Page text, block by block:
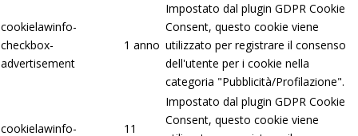
cookielawinfo-
checkbox-
advertisement
1 anno
Impostato dal plugin GDPR Cookie
Consent, questo cookie viene
utilizzato per registrare il consenso
dell'utente per i cookie nella
categoria "Pubblicità/Profilazione".
cookielawinfo-
11
Impostato dal plugin GDPR Cookie
Consent, questo cookie viene